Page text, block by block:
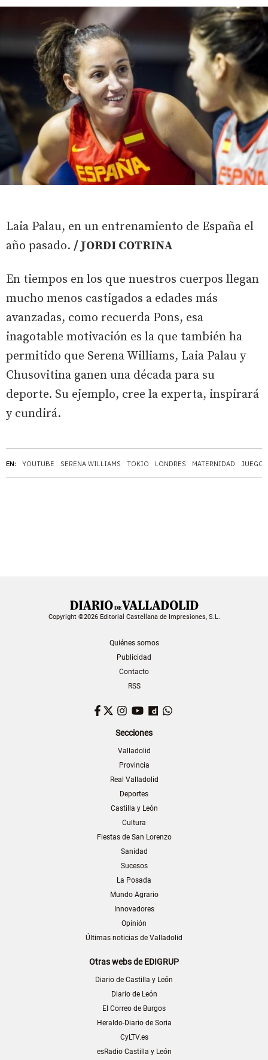
EN: YOUTUBE SERENA WILLIAMS TOKIO LONDRES MATERNIDAD
Laia Palau, en un entrenamiento de España el
año pasado. / JORDI COTRINA
En tiempos en los que nuestros cuerpos llegan
mucho menos castigados a edades más
avanzadas, como recuerda Pons, esa
inagotable motivación es la que también ha
permitido que Serena Williams, Laia Palau y
Chusovitina ganen una década para su
deporte. Su ejemplo, cree la experta, inspirará
y cundirá.
Copyright ©2026 Editorial Castellana de Impresiones, S.L.
Quiénes somos
Publicidad
Contacto
RSS
Facebook
TwitterInstagram
YouTubeDailymotion
Secciones
Valladolid
Provincia
Real Valladolid
Deportes
Castilla y León
Cultura
Fiestas de San Lorenzo
Sanidad
Sucesos
La Posada
Mundo Agrario
Innovadores
Opinión
Últimas noticias de Valladolid
Otras webs de EDIGRUP
Diario de Castilla y León
Diario de León
El Correo de Burgos
Heraldo-Diario de Soria
CyLTV.es
esRadio Castilla y León